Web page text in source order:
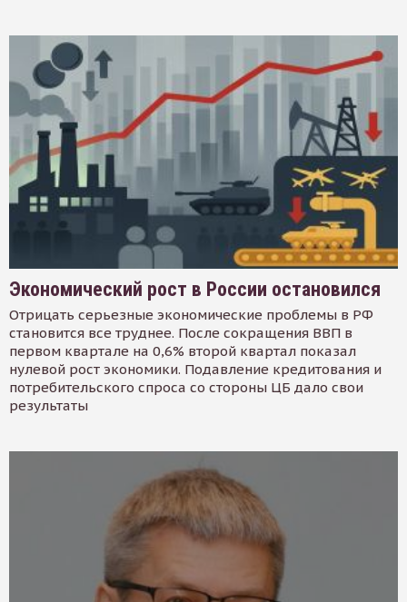
Экономический рост в России остановился
Отрицать серьезные экономические проблемы в РФ
становится все труднее. После сокращения ВВП в
первом квартале на 0,6% второй квартал показал
нулевой рост экономики. Подавление кредитования и
потребительского спроса со стороны ЦБ дало свои
результаты